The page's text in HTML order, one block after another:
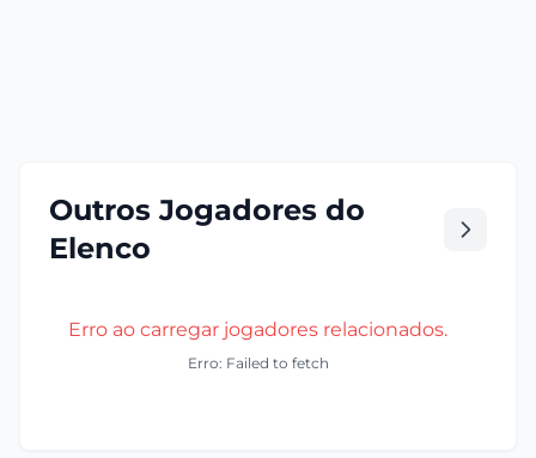
Outros Jogadores do
Elenco
Erro ao carregar jogadores relacionados.
Erro: Failed to fetch